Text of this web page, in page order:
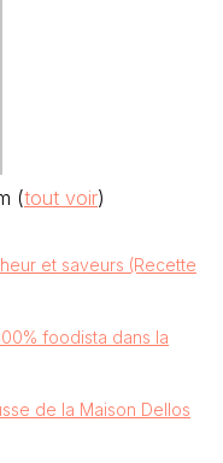
(tout voir)
et saveurs (Recette
foodista dans la
de la Maison Dellos